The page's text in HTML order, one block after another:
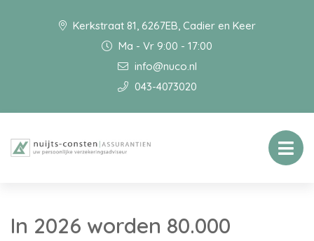
Kerkstraat 81, 6267EB, Cadier en Keer
Ma - Vr 9:00 - 17:00
info@nuco.nl
043-4073020
In 2026 worden 80.000